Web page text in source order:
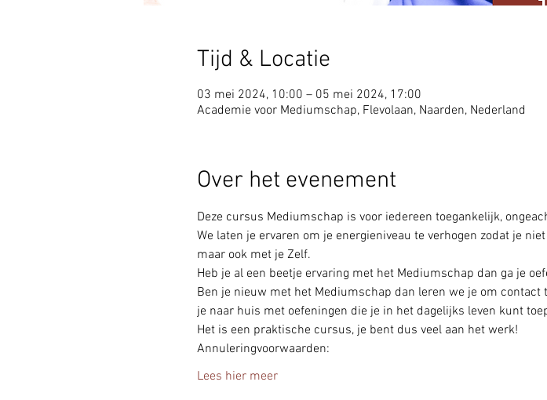
Tijd & Locatie
03 mei 2024, 10:00 – 05 mei 2024, 17:00
Academie voor Mediumschap, Flevolaan, Naarden, Nederland
Over het evenement
Deze cursus Mediumschap is voor iedereen toegankelijk,
We laten je ervaren om je energieniveau te verhogen zodat je
maar ook met je Zelf.
Heb je al een beetje ervaring met het Mediumschap dan ga je
Ben je nieuw met het Mediumschap dan leren we je om
je naar huis met oefeningen die je in het dagelijks leven kunt
Het is een praktische cursus, je bent dus veel aan het werk!
Annuleringvoorwaarden:
Lees hier meer